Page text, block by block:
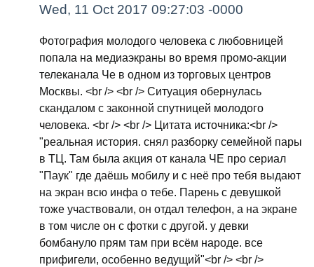
Wed, 11 Oct 2017 09:27:03 -0000
Фотография молодого человека с любовницей
попала на медиаэкраны во время промо-акции
телеканала Че в одном из торговых центров
Москвы. <br /> <br /> Ситуация обернулась
скандалом с законной спутницей молодого
человека. <br /> <br /> Цитата источника:<br />
"реальная история. снял разборку семейной пары
в ТЦ. Там была акция от канала ЧЕ про сериал
"Паук" где даёшь мобилу и с неё про тебя выдают
на экран всю инфа о тебе. Парень с девушкой
тоже участвовали, он отдал телефон, а на экране
в том числе он с фотки с другой. у девки
бомбануло прям там при всём народе. все
прифигели, особенно ведущий"<br /> <br />